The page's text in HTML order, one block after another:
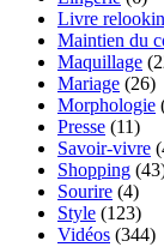
Livre
Maintien du
Maquillage
Mariage (26)
Morphologie
Presse (11)
Savoir-vivre
Shopping
Sourire (4)
Style (123)
Vidéos (344)